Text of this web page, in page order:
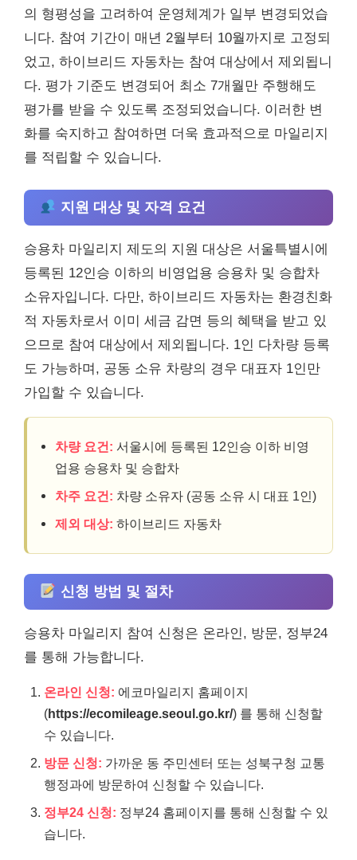
의 형평성을 고려하여 운영체계가 일부 변경되었습
니다. 참여 기간이 매년 2월부터 10월까지로 고정되
었고, 하이브리드 자동차는 참여 대상에서 제외됩니
다. 평가 기준도 변경되어 최소 7개월만 주행해도
평가를 받을 수 있도록 조정되었습니다. 이러한 변
화를 숙지하고 참여하면 더욱 효과적으로 마일리지
를 적립할 수 있습니다.
지원 대상 및 자격 요건
승용차 마일리지 제도의 지원 대상은 서울특별시에
등록된 12인승 이하의 비영업용 승용차 및 승합차
소유자입니다. 다만, 하이브리드 자동차는 환경친화
적 자동차로서 이미 세금 감면 등의 혜택을 받고 있
으므로 참여 대상에서 제외됩니다. 1인 다차량 등록
도 가능하며, 공동 소유 차량의 경우 대표자 1인만
가입할 수 있습니다.
차량 요건: 서울시에 등록된 12인승 이하 비영
업용 승용차 및 승합차
차주 요건: 차량 소유자 (공동 소유 시 대표 1인)
제외 대상: 하이브리드 자동차
신청 방법 및 절차
승용차 마일리지 참여 신청은 온라인, 방문, 정부24
를 통해 가능합니다.
온라인 신청: 에코마일리지 홈페이지
(https://ecomileage.seoul.go.kr/) 를 통해 신청할
수 있습니다.
방문 신청: 가까운 동 주민센터 또는 성북구청 교통
행정과에 방문하여 신청할 수 있습니다.
정부24 신청: 정부24 홈페이지를 통해 신청할 수 있
습니다.